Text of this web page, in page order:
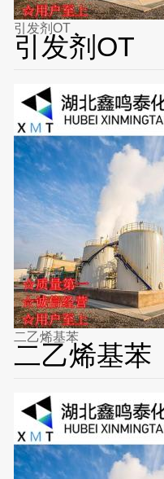
引发剂OT
引发剂OT
二乙烯基苯
二乙烯基苯